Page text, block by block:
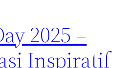
2025 –
Inspiratif